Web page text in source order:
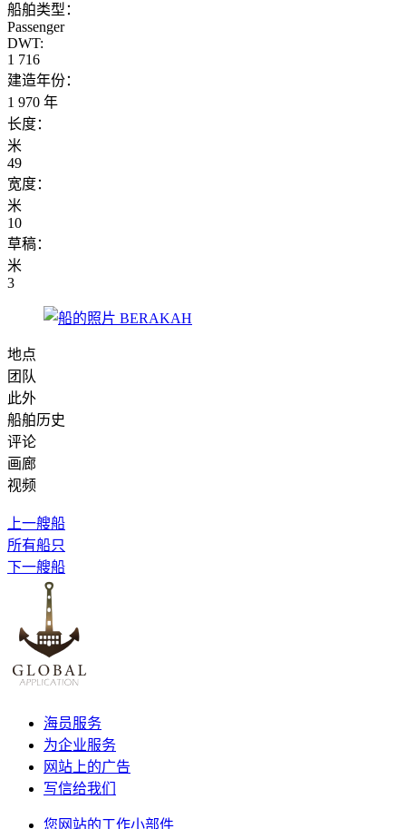
船舶类型：
Passenger
DWT:
1 716
建造年份：
1 970 年
长度：
米
49
宽度：
米
10
草稿：
米
3
地点
团队
此外
船舶历史
评论
画廊
视频
上一艘船
所有船只
下一艘船
海员服务
为企业服务
网站上的广告
写信给我们
您网站的工作小部件